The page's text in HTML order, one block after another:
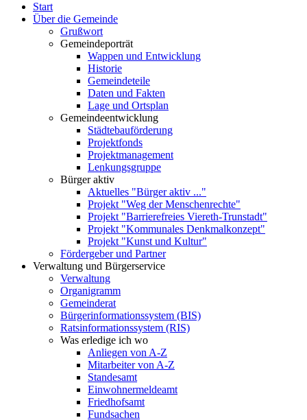
Start
Über die Gemeinde
Grußwort
Gemeindeporträt
Wappen und Entwicklung
Historie
Gemeindeteile
Daten und Fakten
Lage und Ortsplan
Gemeindeentwicklung
Städtebauförderung
Projektfonds
Projektmanagement
Lenkungsgruppe
Bürger aktiv
Aktuelles "Bürger aktiv ..."
Projekt "Weg der Menschenrechte"
Projekt "Barrierefreies Viereth-Trunstadt"
Projekt "Kommunales Denkmalkonzept"
Projekt "Kunst und Kultur"
Fördergeber und Partner
Verwaltung und Bürgerservice
Verwaltung
Organigramm
Gemeinderat
Bürgerinformationssystem (BIS)
Ratsinformationssystem (RIS)
Was erledige ich wo
Anliegen von A-Z
Mitarbeiter von A-Z
Standesamt
Einwohnermeldeamt
Friedhofsamt
Fundsachen